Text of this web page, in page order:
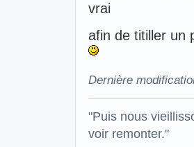
vrai
afin de titiller un
Dernière
"Puis nous
voir remonter."